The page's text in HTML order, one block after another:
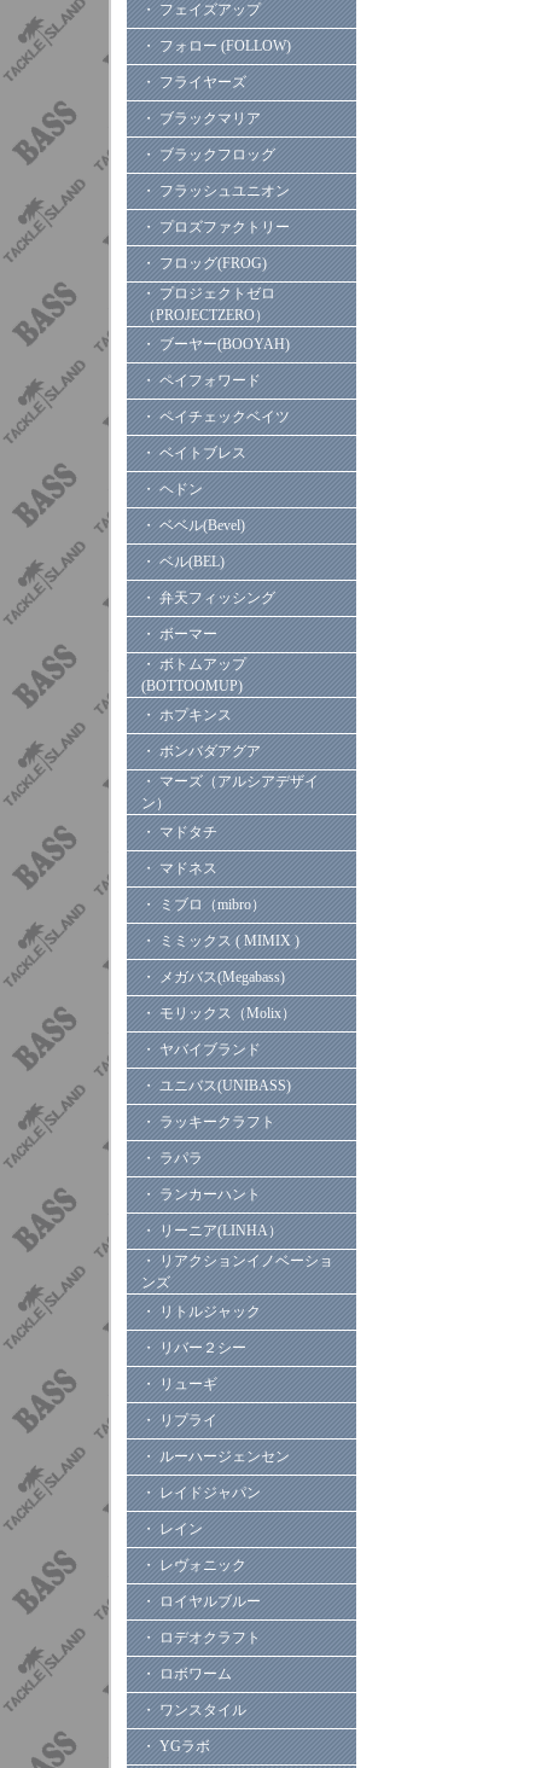
・ フェイズアップ
・ フォロー (FOLLOW)
・ フライヤーズ
・ ブラックマリア
・ ブラックフロッグ
・ フラッシュユニオン
・ プロズファクトリー
・ フロッグ(FROG)
・ プロジェクトゼロ
（PROJECTZERO）
・ ブーヤー(BOOYAH)
・ ペイフォワード
・ ペイチェックベイツ
・ ベイトブレス
・ ヘドン
・ ベベル(Bevel)
・ ベル(BEL)
・ 弁天フィッシング
・ ボーマー
・ ボトムアップ
(BOTTOOMUP)
・ ホプキンス
・ ボンバダアグア
・ マーズ（アルシアデザイ
ン）
・ マドタチ
・ マドネス
・ ミブロ（mibro）
・ ミミックス ( MIMIX )
・ メガバス(Megabass)
・ モリックス（Molix）
・ ヤバイブランド
・ ユニバス(UNIBASS)
・ ラッキークラフト
・ ラパラ
・ ランカーハント
・ リーニア(LINHA）
・ リアクションイノベーショ
ンズ
・ リトルジャック
・ リバー２シー
・ リューギ
・ リプライ
・ ルーハージェンセン
・ レイドジャパン
・ レイン
・ レヴォニック
・ ロイヤルブルー
・ ロデオクラフト
・ ロボワーム
・ ワンスタイル
・ YGラボ